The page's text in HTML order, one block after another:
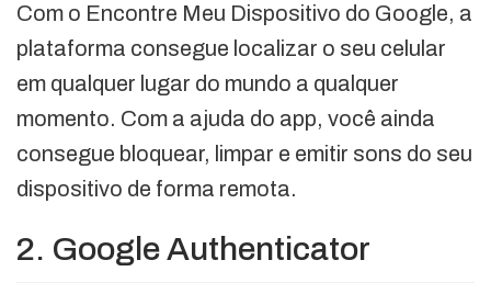
Com o Encontre Meu Dispositivo do Google, a
plataforma consegue localizar o seu celular
em qualquer lugar do mundo a qualquer
momento. Com a ajuda do app, você ainda
consegue bloquear, limpar e emitir sons do seu
dispositivo de forma remota.
2. Google Authenticator